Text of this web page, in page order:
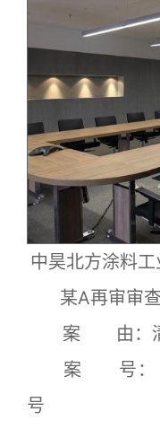
中昊北方涂料
某A再审审
案 由：清
案 号：（
号